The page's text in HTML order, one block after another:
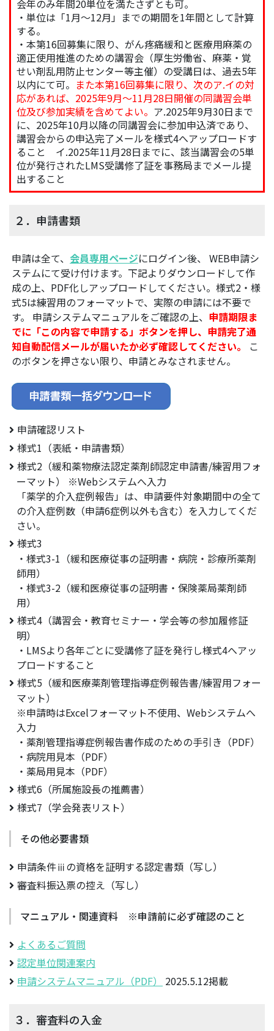
会年のみ年間20単位を満たさずとも可。
・単位は「1月～12月」までの期間を1年間として計算
する。
・本第16回募集に限り、がん疼痛緩和と医療用麻薬の
適正使用推進のための講習会（厚生労働省、麻薬・覚
せい剤乱用防止センター等主催）の受講日は、過去5年
以内にて可。 また本第16回募集に限り、次のア.イの対
応があれば、2025年9月～11月28日開催の同講習会単
位及び参加実績を含めてよい。 ア.2025年9月30日まで
に、2025年10月以降の同講習会に参加申込済であり、
講習会からの申込完了メールを様式4へアップロードす
ること イ.2025年11月28日までに、該当講習会の5単
位が発行されたLMS受講修了証を事務局までメール提
出すること
２．申請書類
申請は全て、 会員専用ページにログイン後、 WEB申請シ
ステムにて受け付けます。下記よりダウンロードして作
成の上、PDF化しアップロードしてください。様式2・様
式5は練習用のフォーマットで、実際の申請には不要で
す。 申請システムマニュアルをご確認の上、 申請期限ま
でに「この内容で申請する」ボタンを押し、申請完了通
知自動配信メールが届いたか必ず確認してください。
こ
のボタンを押さない限り、申請とみなされません。
申請確認リスト
様式1（表紙・申請書類）
様式2（緩和薬物療法認定薬剤師認定申請書/練習用フォ
ーマット） ※Webシステムへ入力
「薬学的介入症例報告」は、申請要件対象期間中の全て
の介入症例数（申請6症例以外も含む）を入力してくだ
さい。
様式3
・様式3-1（緩和医療従事の証明書・病院・診療所薬剤
師用）
・様式3-2（緩和医療従事の証明書・保険薬局薬剤師
用）
様式4（講習会・教育セミナー・学会等の参加履修証
明）
・LMSより各年ごとに受講修了証を発行し様式4へアッ
プロードすること
様式5（緩和医療薬剤管理指導症例報告書/練習用フォー
マット）
※申請時はExcelフォーマット不使用、Webシステムへ
入力
・薬剤管理指導症例報告書作成のための手引き（PDF）
・病院用見本（PDF）
・薬局用見本（PDF）
様式6（所属施設長の推薦書）
様式7（学会発表リスト）
その他必要書類
申請条件ⅲの資格を証明する認定書類（写し）
審査料振込票の控え（写し）
マニュアル・関連資料 ※申請前に必ず確認のこと
よくあるご質問
認定単位関連案内
申請システムマニュアル（PDF）
2025.5.12掲載
３．審査料の入金